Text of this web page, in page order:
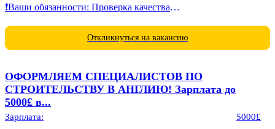
❗️Ваши обязанности: Проверка качества
Откликнуться на вакансию
ОФОРМЛЯЕМ СПЕЦИАЛИСТОВ ПО
СТРОИТЕЛЬСТВУ В АНГЛИЮ! Зарплата до
5000£ в...
Зарплата: 5000£